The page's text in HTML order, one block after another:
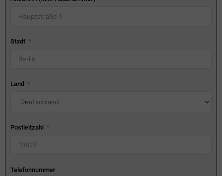
Stadt
Land
Postleitzahl
Telefonnummer